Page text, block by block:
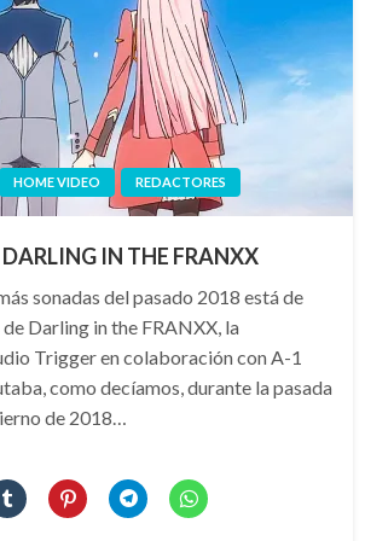
HOME VIDEO REDACTORES
IN THE FRANXX
sonadas del pasado 2018 está de
Darling in the FRANXX, la
Trigger en colaboración con A-1
como decíamos, durante la pasada
de 2018…